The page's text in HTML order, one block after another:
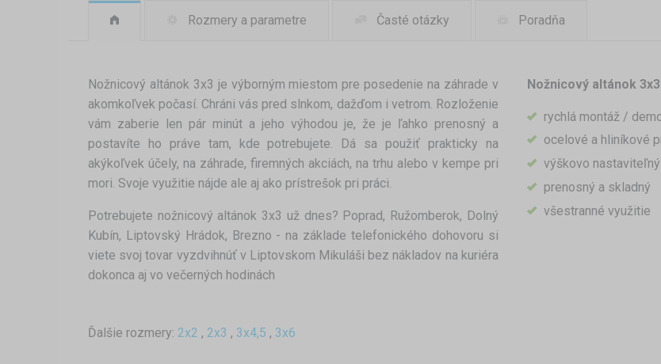
Rozmery a parametre Časté otázky Poradňa
Nožnicový altánok 3x3 je výborným miestom pre posedenie na záhrade v
akomkoľvek počasí. Chráni vás pred slnkom, dažďom i vetrom. Rozloženie
vám zaberie len pár minút a jeho výhodou je, že je ľahko prenosný a
postavíte ho práve tam, kde potrebujete. Dá sa použiť prakticky na
akýkoľvek účely, na záhrade, firemných akciách, na trhu alebo v kempe pri
mori. Svoje využitie nájde ale aj ako prístrešok pri práci.
Potrebujete nožnicový altánok 3x3 už dnes? Poprad, Ružomberok, Dolný
Kubín, Liptovský Hrádok, Brezno - na základe telefonického dohovoru si
viete svoj tovar vyzdvihnúť v Liptovskom Mikuláši bez nákladov na kuriéra
dokonca aj vo večerných hodinách
Nožnicový altánok
rychlá montáž /
ocelové a hliníkové
výškovo nastaviteľný
prenosný a skladný
všestranné využitie
Ďalšie rozmery: 2x2 , 2x3 , 3x4,5 , 3x6